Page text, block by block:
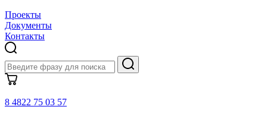
Проекты
Документы
Контакты
8 4822 75 03 57